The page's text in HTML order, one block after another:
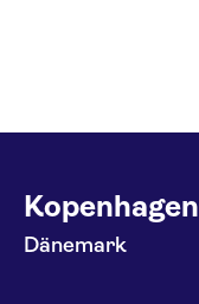
Kopenhagen
Dänemark